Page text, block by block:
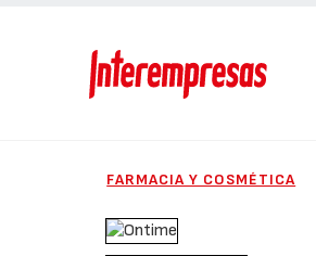
FARMACIA Y COSMÉTICA